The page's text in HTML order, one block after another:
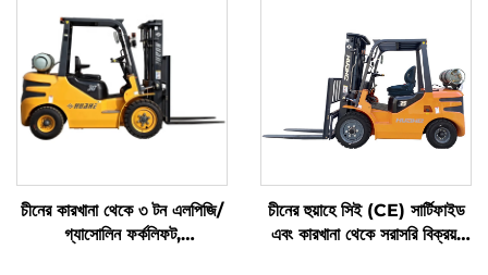
চীনের কারখানা থেকে ৩ টন এলপিজি/
গ্যাসোলিন ফর্কলিফট,
চীনের হুয়াহে সিই (CE) সার্টিফাইড
এবং কারখানা থেকে সরাসরি বিক্রয়: